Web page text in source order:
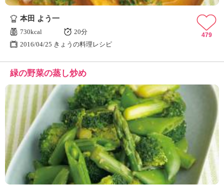
本田 よう一
730kcal
20分
2016/04/25 きょうの料理レシピ
479
緑の野菜の蒸し炒め